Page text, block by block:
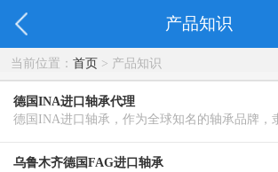
产品知识
当前位置： 首页> 产品知识
德国INA进口轴承代理
乌鲁木齐德国FAG进口轴承